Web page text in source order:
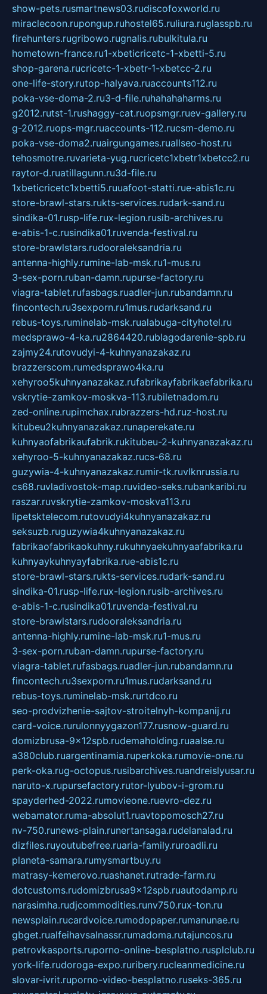
show-pets.rusmartnews03.rudiscofoxworld.ru
miraclecoon.rupongup.ruhostel65.ruliura.ruglasspb.ru
firehunters.rugribowo.rugnalis.rubulkitula.ru
hometown-france.ru1-xbeticricetc-1-xbetti-5.ru
shop-garena.rucricetc-1-xbetr-1-xbetcc-2.ru
one-life-story.rutop-halyava.ruaccounts112.ru
poka-vse-doma-2.ru3-d-file.ruhahahaharms.ru
g2012.rutst-1.rushaggy-cat.ruopsmgr.ruev-gallery.ru
g-2012.ruops-mgr.ruaccounts-112.rucsm-demo.ru
poka-vse-doma2.ruairgungames.ruallseo-host.ru
tehosmotre.ruvarieta-yug.rucricetc1xbetr1xbetcc2.ru
raytor-d.ruatillagunn.ru3d-file.ru
1xbeticricetc1xbetti5.ruuafoot-statti.rue-abis1c.ru
store-brawl-stars.rukts-services.rudark-sand.ru
sindika-01.rusp-life.rux-legion.rusib-archives.ru
e-abis-1-c.rusindika01.ruvenda-festival.ru
store-brawlstars.rudooraleksandria.ru
antenna-highly.rumine-lab-msk.ru1-mus.ru
3-sex-porn.ruban-damn.rupurse-factory.ru
viagra-tablet.rufasbags.ruadler-jun.rubandamn.ru
fincontech.ru3sexporn.ru1mus.rudarksand.ru
rebus-toys.ruminelab-msk.rualabuga-cityhotel.ru
medsprawo-4-ka.ru2864420.rublagodarenie-spb.ru
zajmy24.rutovudyi-4-kuhnyanazakaz.ru
brazzerscom.rumedsprawo4ka.ru
xehyroo5kuhnyanazakaz.rufabrikayfabrikaefabrika.ru
vskrytie-zamkov-moskva-113.rubiletnadom.ru
zed-online.rupimchax.rubrazzers-hd.ruz-host.ru
kitubeu2kuhnyanazakaz.runaperekate.ru
kuhnyaofabrikaufabrik.rukitubeu-2-kuhnyanazakaz.ru
xehyroo-5-kuhnyanazakaz.rucs-68.ru
guzywia-4-kuhnyanazakaz.rumir-tk.ruvlknrussia.ru
cs68.ruvladivostok-map.ruvideo-seks.rubankaribi.ru
raszar.ruvskrytie-zamkov-moskva113.ru
lipetsktelecom.rutovudyi4kuhnyanazakaz.ru
seksuzb.ruguzywia4kuhnyanazakaz.ru
fabrikaofabrikaokuhny.rukuhnyaekuhnyaafabrika.ru
kuhnyaykuhnyayfabrika.rue-abis1c.ru
store-brawl-stars.rukts-services.rudark-sand.ru
sindika-01.rusp-life.rux-legion.rusib-archives.ru
e-abis-1-c.rusindika01.ruvenda-festival.ru
store-brawlstars.rudooraleksandria.ru
antenna-highly.rumine-lab-msk.ru1-mus.ru
3-sex-porn.ruban-damn.rupurse-factory.ru
viagra-tablet.rufasbags.ruadler-jun.rubandamn.ru
fincontech.ru3sexporn.ru1mus.rudarksand.ru
rebus-toys.ruminelab-msk.rurtdco.ru
seo-prodvizhenie-sajtov-stroitelnyh-kompanij.ru
card-voice.rurulonnyygazon177.rusnow-guard.ru
domizbrusa-9x12spb.rudemaholding.ruaalse.ru
a380club.ruargentinamia.ruperkoka.rumovie-one.ru
perk-oka.rug-octopus.rusibarchives.ruandreislyusar.ru
naruto-x.rupursefactory.rutor-lyubov-i-grom.ru
spayderhed-2022.rumovieone.ruevro-dez.ru
webamator.ruma-absolut1.ruavtopomosch27.ru
nv-750.runews-plain.runertansaga.rudelanalad.ru
dizfiles.ruyoutubefree.ruaria-family.ruroadli.ru
planeta-samara.rumysmartbuy.ru
matrasy-kemerovo.ruashanet.rutrade-farm.ru
dotcustoms.rudomizbrusa9x12spb.ruautodamp.ru
narasimha.rudjcommodities.runv750.rux-ton.ru
newsplain.rucardvoice.rumodopaper.rumanunae.ru
gbget.rualfeihavsalnassr.rumadoma.rutajuncos.ru
petrovkasports.ruporno-online-besplatno.rusplclub.ru
york-life.rudoroga-expo.ruribery.rucleanmedicine.ru
slovar-ivrit.ruporno-video-besplatno.ruseks-365.ru